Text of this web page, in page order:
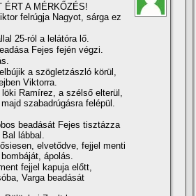
ÉRT A MÉRKŐZÉS!
felrúgja Nagyot, sárga ez
25-ról a lelátóra lő.
Fejes fején végzi.
a szögletzászló körül,
Viktorra.
Ramí­rez, a szélső elterül,
szabadrúgásra felépül.
beadását Fejes tisztázza
lábbal.
elvetődve, fejjel menti
ápolás.
fejjel kapuja előtt,
Varga beadását